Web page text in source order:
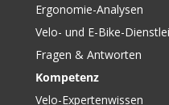
Langarmtrikot navy/white
von RAPHA
Ergonomie-Analysen
Velo- und E-Bike-
Fragen & Antworten
Kompetenz
Velo-Expertenwissen